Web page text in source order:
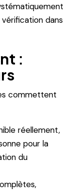
dans
:
commettent
réellement,
pour la
du